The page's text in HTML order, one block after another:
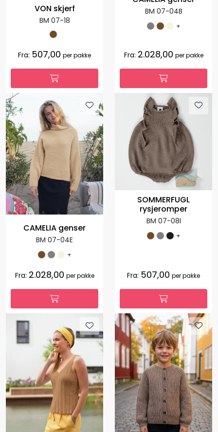
VON skjerf
BM 07-18
Fra: 507,00 per pakke
BM 07-04B
+
Fra: 2.028,00 per pakke
CAMELIA genser
BM 07-04E
+
Fra: 2.028,00 per pakke
SOMMERFUGL
rysjeromper
BM 07-08I
+
Fra: 507,00 per pakke